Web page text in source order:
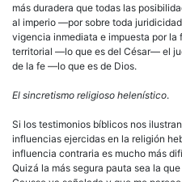
más duradera que todas las
al imperio —por sobre toda
vigencia inmediata e impuesta por
territorial —lo que es del César— el
de la fe —lo que es de Dios.
El sincretismo religioso helenístico.
Si los testimonios bíblicos nos
influencias ejercidas en la religión
influencia contraria es mucho más
Quizá la más segura pauta sea la